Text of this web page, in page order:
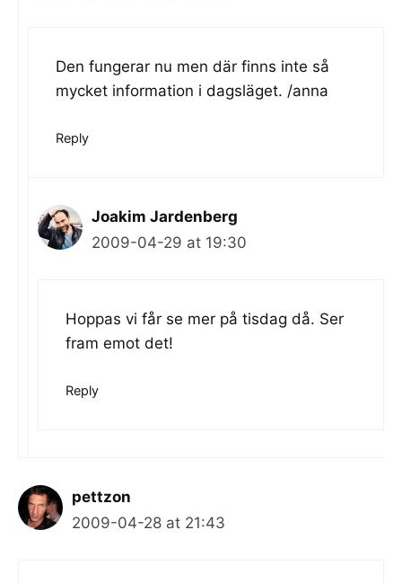
Den fungerar nu men där finns inte så
mycket information i dagsläget. /anna
Reply
Joakim Jardenberg
2009-04-29 at 19:30
Hoppas vi får se mer på tisdag då. Ser
fram emot det!
Reply
pettzon
2009-04-28 at 21:43